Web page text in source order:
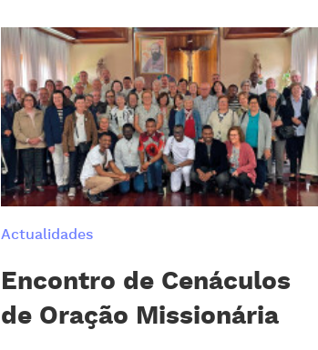
Actualidades
Encontro de Cenáculos
de Oração Missionária